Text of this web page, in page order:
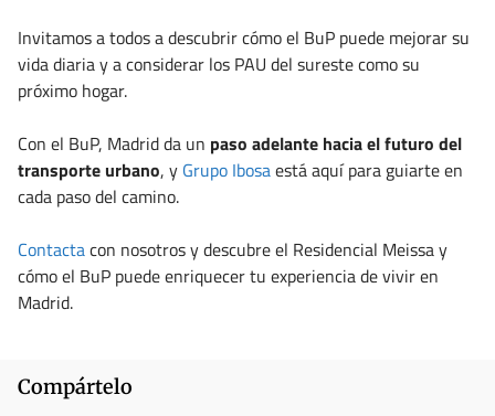
Invitamos a todos a descubrir cómo el BuP puede mejorar su
vida diaria y a considerar los PAU del sureste como su
próximo hogar.
Con el BuP, Madrid da un paso adelante hacia el futuro del
transporte urbano, y Grupo Ibosaestá aquí para guiarte en
cada paso del camino.
Contactacon nosotros y descubre el Residencial Meissa y
cómo el BuP puede enriquecer tu experiencia de vivir en
Madrid.
Compártelo